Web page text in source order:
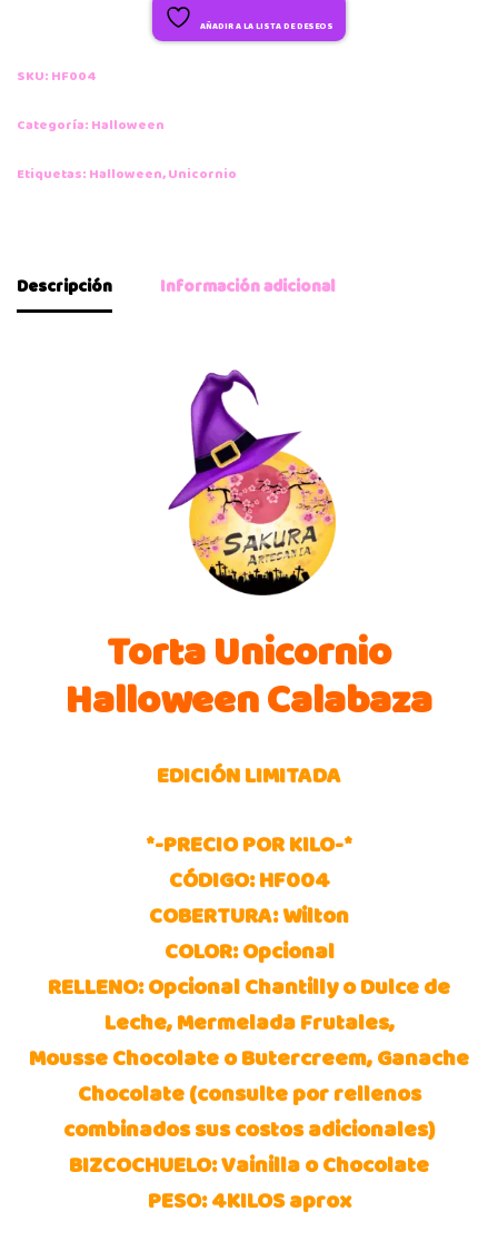
AÑADIR A LA LISTA DE DESEOS
SKU: HF004
Categoría: Halloween
Etiquetas: Halloween,Unicornio
Descripción Información adicional
Torta Unicornio
Halloween Calabaza
EDICIÓN LIMITADA
*-PRECIO POR KILO-*
CÓDIGO: HF004
COBERTURA: Wilton
COLOR: Opcional
RELLENO: Opcional Chantilly o Dulce de
Leche, Mermelada Frutales,
Mousse Chocolate o Butercreem, Ganache
Chocolate (consulte por rellenos
combinados sus costos adicionales)
BIZCOCHUELO: Vainilla o Chocolate
PESO: 4KILOS aprox